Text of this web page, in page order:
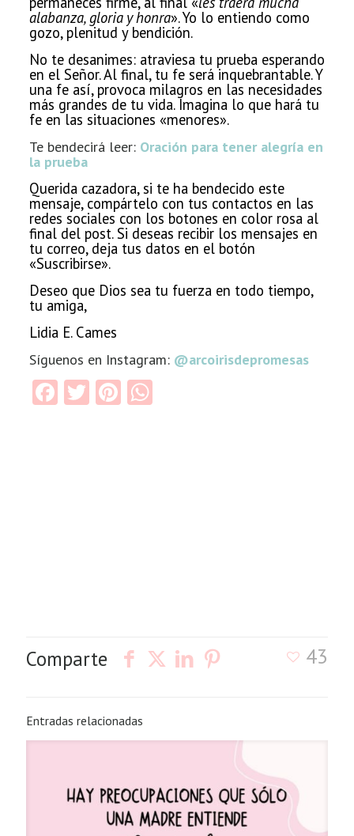
alabanza, gloria y honra». Yo lo entiendo como
gozo, plenitud y bendición.
No te desanimes: atraviesa tu prueba esperando
en el Señor. Al final, tu fe seráinquebrantable. Y
una fe así, provoca milagros en las necesidades
más grandes de tu vida. Imagina lo que hará tu
fe en las situaciones «menores».
Te bendecirá leer: Oración para tener alegría en
la prueba
Querida cazadora, si te ha bendecido este
mensaje, compártelo con tus contactos en las
redes sociales con los botones en color rosa al
final del post. Si deseas recibir los mensajes en
tu correo, deja tus datos en el botón
«Suscribirse».
Deseo que Dios sea tu fuerza en todo tiempo,
tu amiga,
Lidia E. Cames
Síguenos en Instagram: @arcoirisdepromesas
Facebook
TwitterPinterest
WhatsApp
Comparte 43
Entradas relacionadas